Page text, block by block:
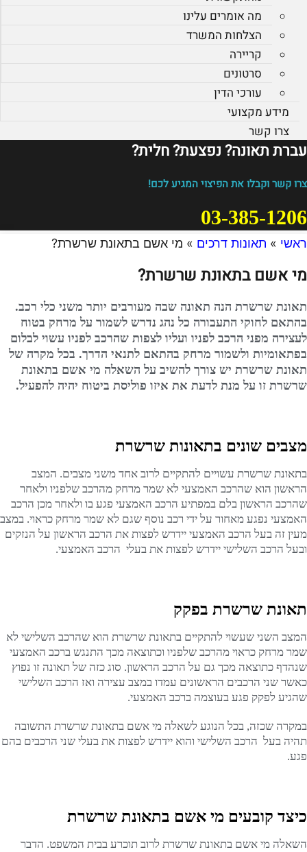
מה אומרים עלינו
הצלחות המשרד
קריירה
סרטונים
עורכי הדין
מידע מקצועי
צרו קשר
עברת תאונה? נפצעת? חלית?​
צרו קשר וקבלו את הפיצוי המגיע לכם!
03-385-1206
ראשי » תאונות דרכים » מי אשם בתאונת שרשרת?
מי אשם בתאונת שרשרת?
תאונת שרשרת הנה תאונה שבה מעורבים יותר משני כלי רכב.
בהתאם לחוקי התעבורה כל נהג נדרש לשמור על מרחק בטוח
לעצירה מפני הרכב לפניו ועליו לצפות שהרכב לפניו עשוי לבלום
בפתאומיות ולשמור מרחק בהתאם לתנאי הדרך. בכל מקרה של
תאונת שרשרת יש צורך להשיב על השאלה מי אשם בתאונת
שרשרת זו על מנת לדעת את איזו פוליסת ביטוח יהיה להפעיל.
מצבים שונים בתאונות שרשרת
בתאונת שרשרת עשויים להתקיים לרוב אחד משני מצבים. המצב
הראשון הוא שהרכב האמצעי לא שמר מרחק מהרכב שלפניו ולאחר
שהרכב הראשון בלם במפתיע הרכב האמצעי פגע בו ולאחר מכן הרכב
האמצעי נפגע מאחור על ידי רכב נוסף שגם לא שמר מרחק כראוי. במצב
מעין זה בעל הרכב האמצעי יידרש לפצות את הרכב הראשון על הנזקים
ובעל הרכב השלישי יידרש לפצות את בעלי הרכב האמצעי.
תאונת שרשרת בפקק
המצב השני שעשוי להתקיים בתאונת שרשרת הוא שהרכב השלישי לא
שמר מרחק כראוי מהרכב שלפניו וכתוצאה מכך התנגש ברכב האמצעי
שנהדף כתוצאה מכך גם על הרכב הראשון. סוג כזה של תאונה זו נפוץ
כאשר שני הרכבים הראשונים עמדו במצב עצירה ואז הרכב השלישי
שהגיע לפקק פגע בעוצמה ברכב האמצעי.
במקרה שכזה, בכל הנוגע לשאלה מי אשם בתאונת שרשרת התשובה
תהיה בעל הרכב השלישי והוא יידרש לפצות את בעלי שני הרכבים בהם
פגע.
כיצד קובעים מי אשם בתאונת שרשרת
השאלה מי אשם בתאונת שרשרת לרוב תוכרע בבית המשפט. הדבר